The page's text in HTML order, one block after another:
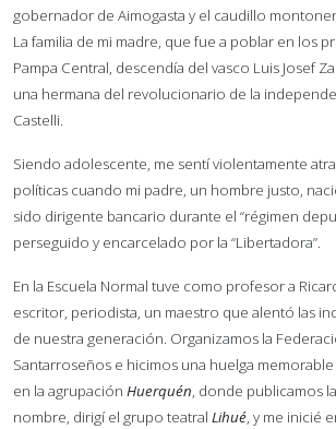
gobernador de Aimogasta y el caudillo
La familia de mi madre, que fue a poblar en los
Pampa Central, descendía del vasco Luis Josef
una hermana del revolucionario de la
Castelli.
Siendo adolescente, me sentí violentamente
políticas cuando mi padre, un hombre justo,
sido dirigente bancario durante el “régimen
perseguido y encarcelado por la “Libertadora”.
En la Escuela Normal tuve como profesor a
escritor, periodista, un maestro que alentó las
de nuestra generación. Organizamos la
Santarroseños e hicimos una huelga
en la agrupación Huerquén, donde publicamos
nombre, dirigí el grupo teatral Lihué, y me inicié